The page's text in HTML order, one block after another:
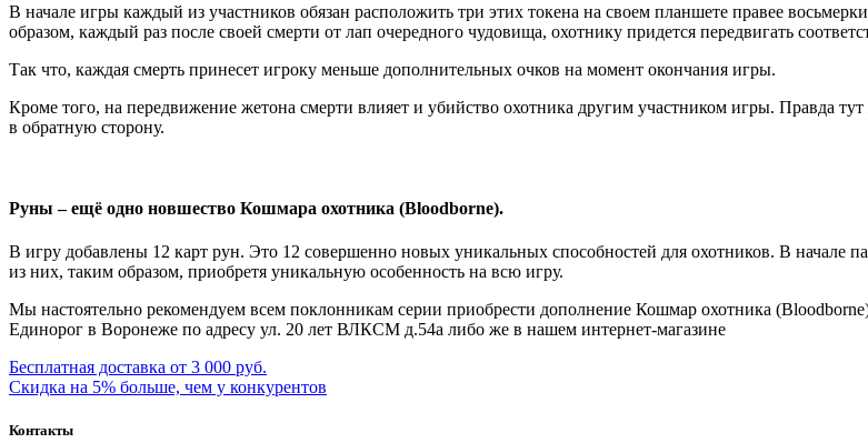
В начале игры каждый из участников обязан расположить три этих токена на своем планшете правее
образом, каждый раз после своей смерти от лап очередного чудовища, охотнику придется передвигать
Так что, каждая смерть принесет игроку меньше дополнительных очков на момент окончания игры.
Кроме того, на передвижение жетона смерти влияет и убийство охотника другим участником игры. Правда
в обратную сторону.
Руны – ещё одно новшество Кошмара охотника (Bloodborne).
В игру добавлены 12 карт рун. Это 12 совершенно новых уникальных способностей для охотников. В начале
из них, таким образом, приобретя уникальную особенность на всю игру.
Мы настоятельно рекомендуем всем поклонникам серии приобрести дополнение Кошмар охотника
Единорог в Воронеже по адресу ул. 20 лет ВЛКСМ д.54а либо же в нашем интернет-магазине
Бесплатная доставка от 3 000 руб.
Скидка на 5% больше, чем у конкурентов
Контакты